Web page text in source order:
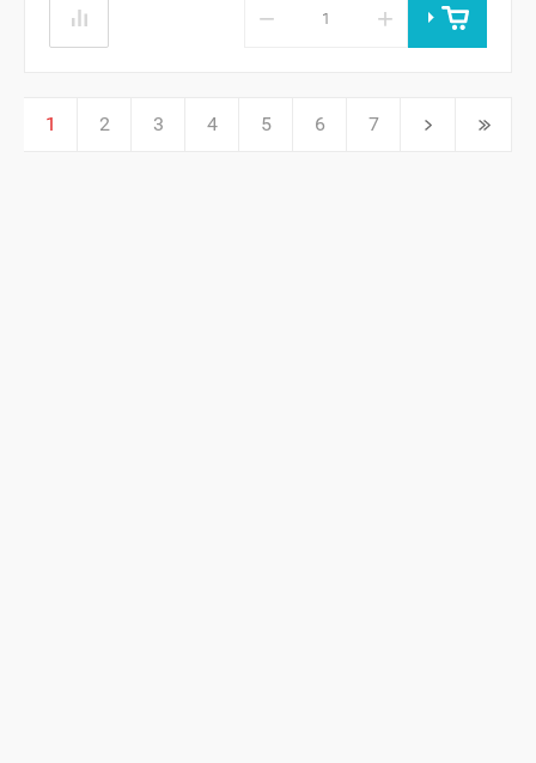
− +
1 2 3 4 5 6 7